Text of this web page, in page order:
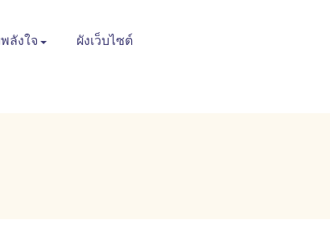
ลังใจ ผังเว็บไซต์